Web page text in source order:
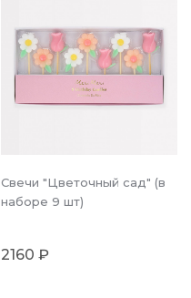
Свечи "Цветочный сад" (в
наборе 9 шт)
2160 ₽